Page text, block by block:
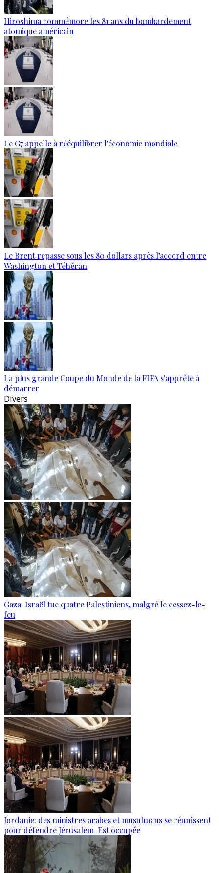
Hiroshima commémore les 81 ans du bombardement
atomique américain
Le G7 appelle à rééquilibrer l'économie mondiale
Le Brent repasse sous les 80 dollars après l’accord entre
Washington et Téhéran
La plus grande Coupe du Monde de la FIFA s'apprête à
démarrer
Divers
Gaza: Israël tue quatre Palestiniens, malgré le cessez-le-
feu
Jordanie: des ministres arabes et musulmans se réunissent
pour défendre Jérusalem-Est occupée